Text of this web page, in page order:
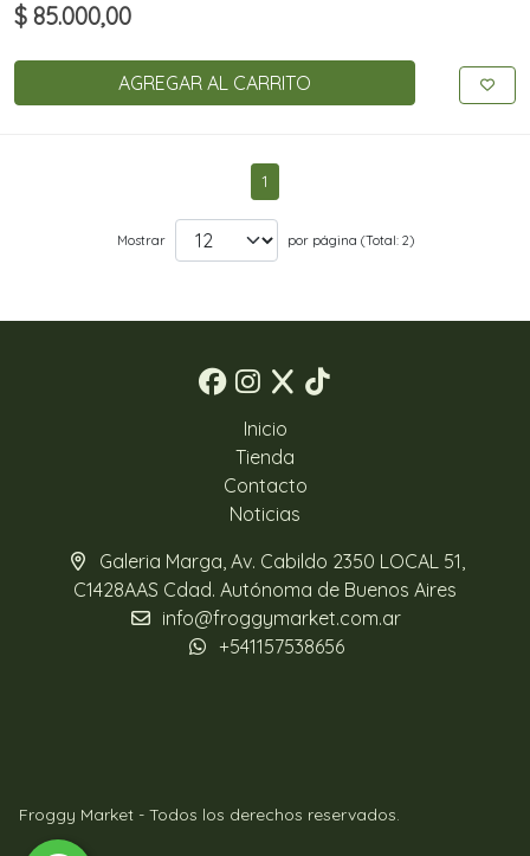
$ 85.000,00
AGREGAR AL CARRITO
1
Mostrar por página (Total: 2)
Inicio
Tienda
Contacto
Noticias
Galeria Marga, Av. Cabildo 2350 LOCAL 51,
C1428AAS Cdad. Autónoma de Buenos Aires
info@froggymarket.com.ar
+541157538656
Froggy Market - Todos los derechos reservados.